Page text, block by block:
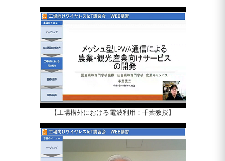
【工場構外における電波利用：千葉教授】